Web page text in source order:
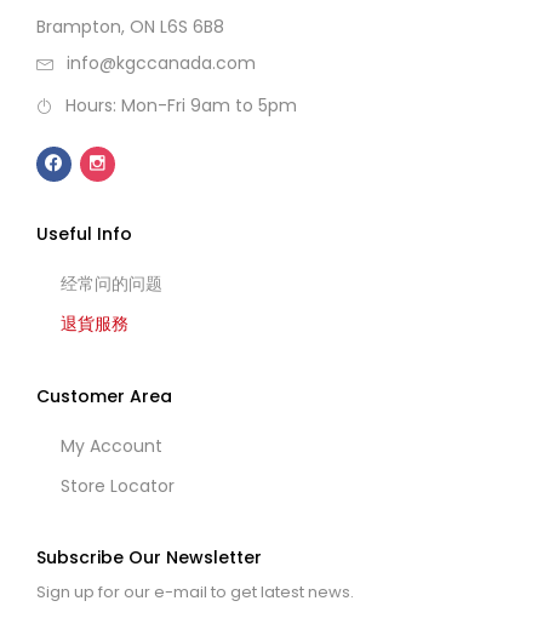
Brampton, ON L6S 6B8
info@kgccanada.com
Hours: Mon-Fri 9am to 5pm
Useful Info
经常问的问题
退貨服務
Customer Area
My Account
Store Locator
Subscribe Our Newsletter
Sign up for our e-mail to get latest news.